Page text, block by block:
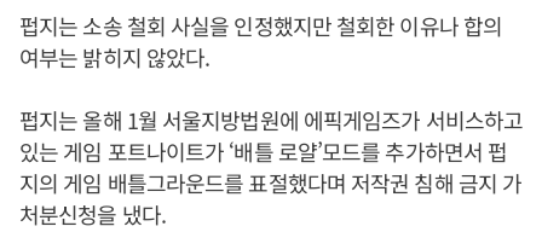
펍지는 소송 철회 사실을 인정했지만 철회한 이유나 합의
여부는 밝히지 않았다.
펍지는 올해 1월 서울지방법원에 에픽게임즈가 서비스하고
있는 게임 포트나이트가 ‘배틀 로얄’모드를 추가하면서 펍
지의 게임 배틀그라운드를 표절했다며 저작권 침해 금지 가
처분신청을 냈다.